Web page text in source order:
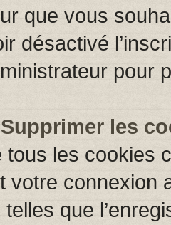
que vous
désactivé
pour
les
tous les cookies
votre connexion
que